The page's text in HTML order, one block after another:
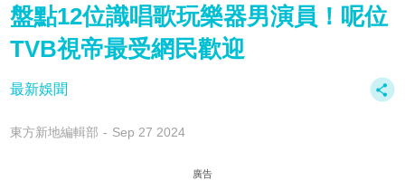
盤點12位識唱歌玩樂器男演員！呢位
TVB視帝最受網民歡迎
最新娛聞
東方新地編輯部 Sep 27 2024
廣告